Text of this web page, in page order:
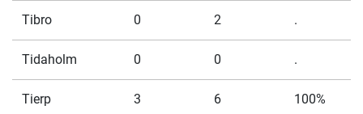
Tibro 0 2 .
Tidaholm 0 0 .
Tierp 3 6 100%